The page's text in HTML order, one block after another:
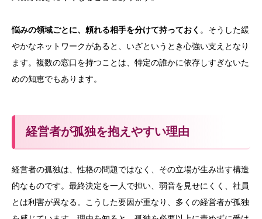
悩みの領域ごとに、頼れる相手を分けて持っておく 。そうした緩
やかなネットワークがあると、いざというとき心強い支えとなり
ます。複数の窓口を持つことは、特定の誰かに依存しすぎないた
めの知恵でもあります。
経営者が孤独を抱えやすい理由
経営者の孤独は、性格の問題ではなく、その立場が生み出す構造
的なものです。最終決定を一人で担い、弱音を見せにくく、社員
とは利害が異なる。こうした要因が重なり、多くの経営者が孤独